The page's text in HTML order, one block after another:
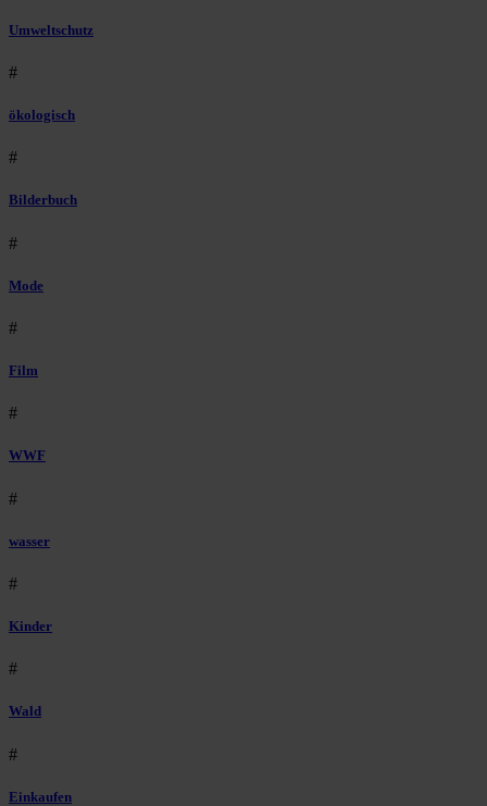
Umweltschutz
#
ökologisch
#
Bilderbuch
#
Mode
#
Film
#
WWF
#
wasser
#
Kinder
#
Wald
#
Einkaufen